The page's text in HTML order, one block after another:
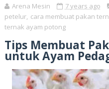
Arena Mesin 7 years ago
petelur, cara membuat pakan
ternak ayam potong
Tips Membuat
untuk Ayam